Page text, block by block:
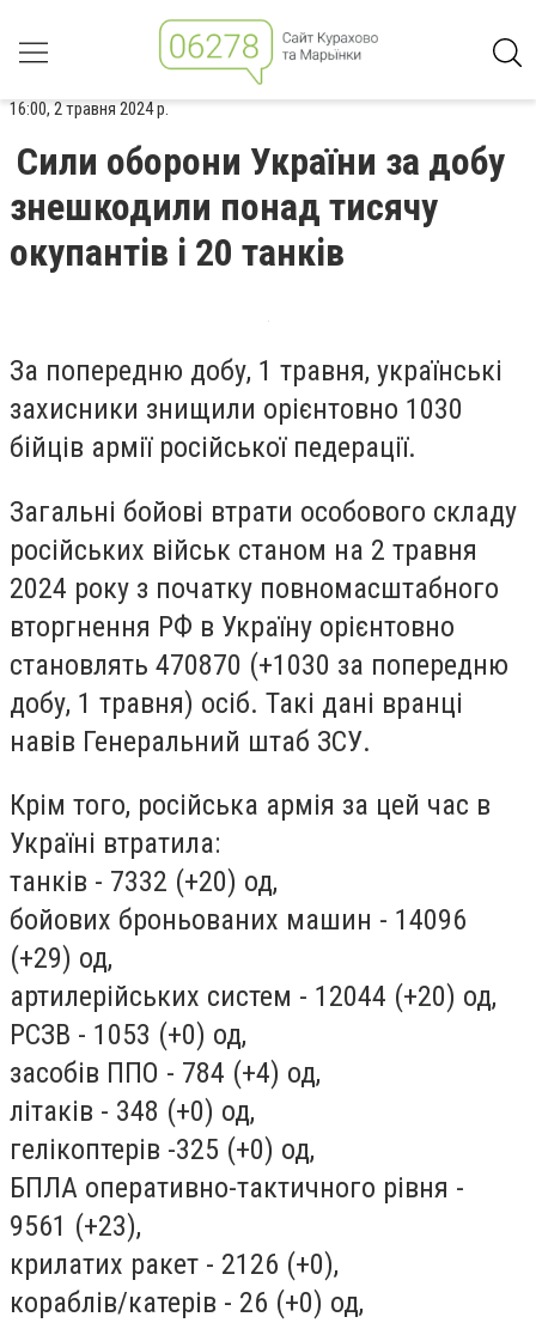
16:00, 2 травня 2024 р.
Сили оборони України за добу
знешкодили понад тисячу
окупантів і 20 танків
За попередню добу, 1 травня, українські
захисники знищили орієнтовно 1030
бійців армії російської педерації.
Загальні бойові втрати особового складу
російських військ станом на 2 травня
2024 року з початку повномасштабного
вторгнення РФ в Україну орієнтовно
становлять 470870 (+1030 за попередню
добу, 1 травня) осіб. Такі дані вранці
навів Генеральний штаб ЗСУ.
Крім того, російська армія за цей час в
Україні втратила:
танків - 7332 (+20) од,
бойових броньованих машин - 14096
(+29) од,
артилерійських систем - 12044 (+20) од,
РСЗВ - 1053 (+0) од,
засобів ППО - 784 (+4) од,
літаків - 348 (+0) од,
гелікоптерів -325 (+0) од,
БПЛА оперативно-тактичного рівня -
9561 (+23),
крилатих ракет - 2126 (+0),
кораблів/катерів - 26 (+0) од,